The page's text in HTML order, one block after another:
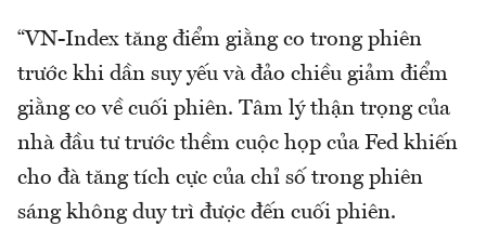
“VN-Index tăng điểm giằng co trong phiên
trước khi dần suy yếu và đảo chiều giảm điểm
giằng co về cuối phiên. Tâm lý thận trọng của
nhà đầu tư trước thềm cuộc họp của Fed khiến
cho đà tăng tích cực của chỉ số trong phiên
sáng không duy trì được đến cuối phiên.